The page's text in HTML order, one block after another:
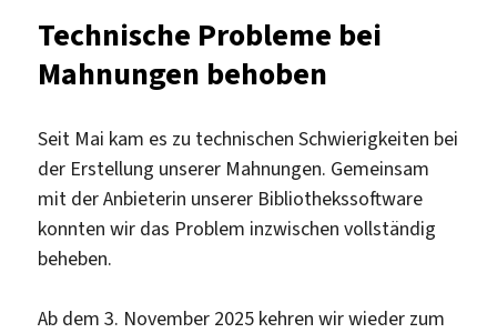
vorübergehend
nicht
möglich
Technische Probleme bei
Mahnungen behoben
Seit Mai kam es zu technischen Schwierigkeiten bei
der Erstellung unserer Mahnungen. Gemeinsam
mit der Anbieterin unserer Bibliothekssoftware
konnten wir das Problem inzwischen vollständig
beheben.
Ab dem 3. November 2025 kehren wir wieder zum